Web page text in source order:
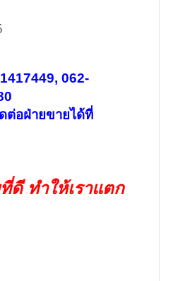
062-
ต่อฝ่ายขายได้ที่
ดี ทำให้เราแตก